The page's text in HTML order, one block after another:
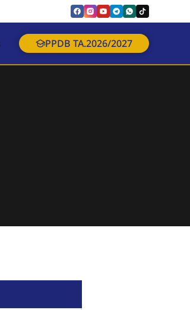
PPDB TA.2026/2027